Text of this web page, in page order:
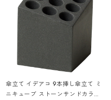
傘立て イデアコ 9本挿し傘立て ミ
ニキューブ ストーンサンドカラー